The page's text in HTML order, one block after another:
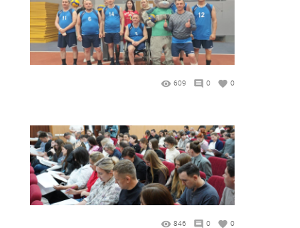
609 0 0
846 0 0